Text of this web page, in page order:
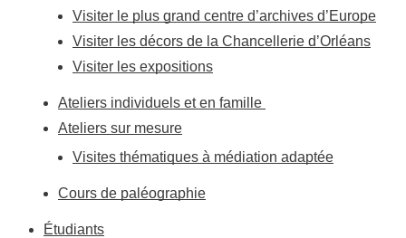
Visiter le plus grand centre d’archives d’Europe
Visiter les décors de la Chancellerie d’Orléans
Visiter les expositions
Ateliers individuels et en famille
Ateliers sur mesure
Visites thématiques à médiation adaptée
Cours de paléographie
Étudiants